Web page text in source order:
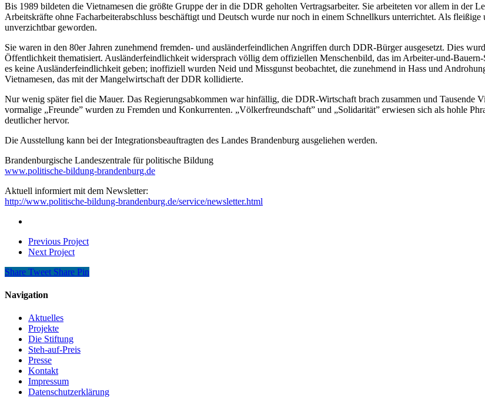
Bis 1989 bildeten die Vietnamesen die größte Gruppe der in die DDR geholten Vertragsarbeiter. Sie arbeiteten vor allem in der
Arbeitskräfte ohne Facharbeiterabschluss beschäftigt und Deutsch wurde nur noch in einem Schnellkurs unterrichtet. Als
unverzichtbar geworden.
Sie waren in den 80er Jahren zunehmend fremden- und ausländerfeindlichen Angriffen durch DDR-Bürger ausgesetzt. Dies
Öffentlichkeit thematisiert. Ausländerfeindlichkeit widersprach völlig dem offiziellen Menschenbild, das im Arbeiter-und-
es keine Ausländerfeindlichkeit geben; inoffiziell wurden Neid und Missgunst beobachtet, die zunehmend in Hass und
Vietnamesen, das mit der Mangelwirtschaft der DDR kollidierte.
Nur wenig später fiel die Mauer. Das Regierungsabkommen war hinfällig, die DDR-Wirtschaft brach zusammen und Tausende
vormalige „Freunde” wurden zu Fremden und Konkurrenten. „Völkerfreundschaft” und „Solidarität” erwiesen sich als hohle
deutlicher hervor.
Die Ausstellung kann bei der Integrationsbeauftragten des Landes Brandenburg ausgeliehen werden.
Brandenburgische Landeszentrale für politische Bildung
www.politische-bildung-brandenburg.de
Aktuell informiert mit dem Newsletter:
http://www.politische-bildung-brandenburg.de/service/newsletter.html
Previous Project
Next Project
Share Tweet Share Pin
Navigation
Aktuelles
Projekte
Die Stiftung
Steh-auf-Preis
Presse
Kontakt
Impressum
Datenschutzerklärung